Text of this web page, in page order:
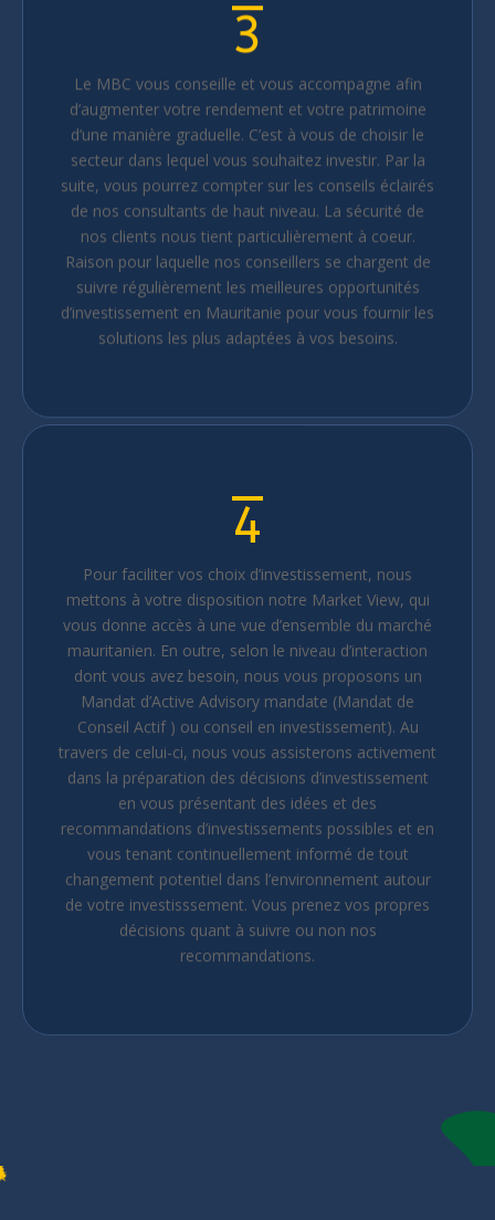
3
Le MBC vous conseille et vous accompagne afin
d’augmenter votre rendement et votre patrimoine
d’une manière graduelle. C’est à vous de choisir le
secteur dans lequel vous souhaitez investir. Par la
suite, vous pourrez compter sur les conseils éclairés
de nos consultants de haut niveau. La sécurité de
nos clients nous tient particulièrement à coeur.
Raison pour laquelle nos conseillers se chargent de
suivre régulièrement les meilleures opportunités
d’investissement en Mauritanie pour vous fournir les
solutions les plus adaptées à vos besoins.
4
Pour faciliter vos choix d’investissement, nous
mettons à votre disposition notre Market View, qui
mauritanien. En outre, selon le niveau d’interaction
dont vous avez besoin, nous vous proposons un
Mandat d’Active Advisory mandate (Mandat de
Conseil Actif ) ou conseil en investissement). Au
travers de celui-ci, nous vous assisterons activement
dans la préparation des décisions d’investissement
en vous présentant des idées et des
recommandations d’investissements possibles et en
changement potentiel dans l’environnement autour
de votre investisssement. Vous prenez vos propres
décisions quant à suivre ou non nos